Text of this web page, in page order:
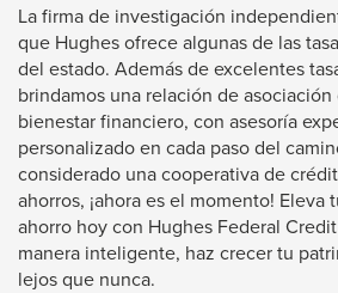
La firma de investigación
que Hughes ofrece algunas de las
del estado. Además de excelentes
brindamos una relación de
bienestar financiero, con asesoría
personalizado en cada paso del
considerado una cooperativa de
ahorros, ¡ahora es el momento! Eleva
ahorro hoy con Hughes Federal
manera inteligente, haz crecer tu
lejos que nunca.